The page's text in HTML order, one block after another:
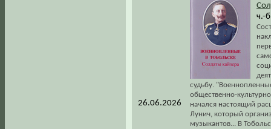
26.06.2026
ч.-
судьбу.
общественно-
начался настоящий
Лунич, который
музыкантов... В